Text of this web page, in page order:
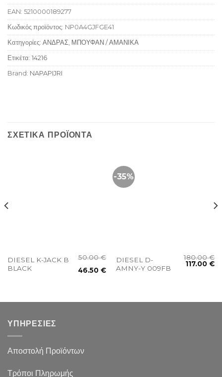
EAN: 5210000189277
Κωδικός προϊόντος: NP0A4GJFGE41
Κατηγορίες: ΑΝΔΡΑΣ ΜΠΟΥΦΑΝ / ΑΜΑΝΙΚΑ
Ετικέτα: 14216
Brand: NAPAPIJRI
ΣΧΕΤΙΚΆ ΠΡΟΪΌΝΤΑ
DIESEL K-JACK B
BLACK
50.00€
46.50€
-35%
DIESEL D-
AMNY-Y 009FB
180.00€
117.00€
ΥΠΗΡΕΣΙΕΣ
Αποστολή Προϊόντων
Τρόποι Πληρωμής